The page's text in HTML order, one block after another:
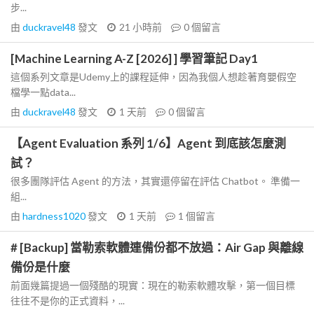
步...
由 duckravel48 發文 21 小時前 0個留言
[Machine Learning A-Z [2026] ] 學習筆記 Day1
這個系列文章是Udemy上的課程延伸，因為我個人想趁著育嬰假空
檔學一點data...
由 duckravel48 發文 1 天前 0個留言
【Agent Evaluation 系列 1/6】Agent 到底該怎麼測
試？
很多團隊評估 Agent 的方法，其實還停留在評估 Chatbot。 準備一
組...
由 hardness1020發文 1 天前 1 個留言
# [Backup] 當勒索軟體連備份都不放過：Air Gap 與離線
備份是什麼
前面幾篇提過一個殘酷的現實：現在的勒索軟體攻擊，第一個目標
往往不是你的正式資料，...